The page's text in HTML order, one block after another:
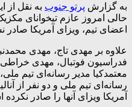
به گزارش پرتو جنوب به نقل از
اعضای تیم، ویزای آمریکا
علاوه بر مهدی تاج،‌ مهدی
فدراسیون فوتبال، مهدی
معتمدکیا مدیر رسانه‌ای تیم
رسانه‌ای تیم ملی و دو نفر از
آمریکا ویزای آنها را صادر